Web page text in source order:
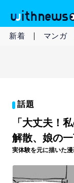
新着 マンガ
話題
「大丈夫！
解散、娘の
実体験を元に描いた